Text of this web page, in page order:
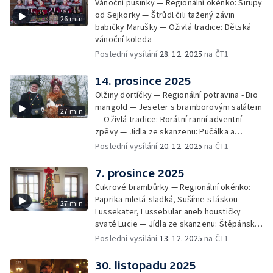
26 min
Vánoční pusinky — Regionální okénko: Sirupy
od Sejkorky — Štrůdl čili tažený závin
babičky Marušky — Oživlá tradice: Dětská
vánoční koleda
Poslední vysílání 28. 12. 2025 na ČT1
27 min
14. prosince 2025
Olžiny dortíčky — Regionální potravina - Bio
mangold — Jeseter s bramborovým salátem
— Oživlá tradice: Rorátní ranní adventní
zpěvy — Jídla ze skanzenu: Pučálka a
pražmo
Poslední vysílání 20. 12. 2025 na ČT1
27 min
7. prosince 2025
Cukrové brambůrky — Regionální okénko:
Paprika mletá-sladká, Sušíme s láskou —
Lussekater, Lussebular aneb houstičky
svaté Lucie — Jídla ze skanzenu: Štěpánská
omeleta — Oživlá tradice: Roztocký
Poslední vysílání13. 12. 2025 na ČT1
30. listopadu 2025